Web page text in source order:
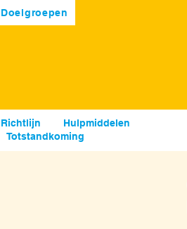
Doelgroepen
Richtlijn Hulpmiddelen
Totstandkoming